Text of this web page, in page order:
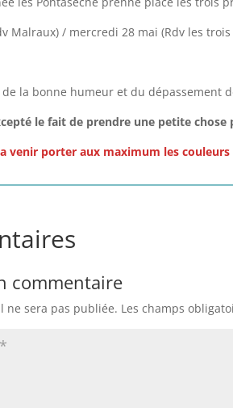
Malraux) / mercredi 28 mai (Rdv les
de la bonne humeur et du dépassement
le fait de prendre une petite chose
a venir porter aux maximum les
commentaire
ne sera pas publiée. Les champs